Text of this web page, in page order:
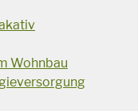
Wohnbau